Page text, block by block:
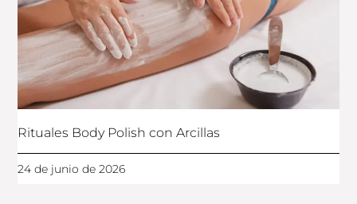
Rituales Body Polish con Arcillas
24 de junio de 2026